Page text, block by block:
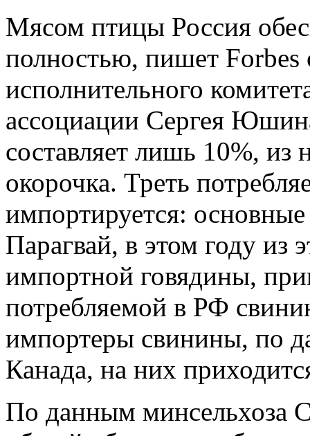
Мясом птицы Россия
полностью, пишет Forbes
исполнительного
ассоциации Сергея
составляет лишь 10%, из
окорочка. Треть
импортируется:
Парагвай, в этом году из
импортной говядины,
потребляемой в РФ
импортеры свинины, по
Канада, на них
По данным минсельхоза